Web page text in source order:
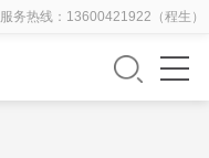
服务热线： 13600421922（程生）